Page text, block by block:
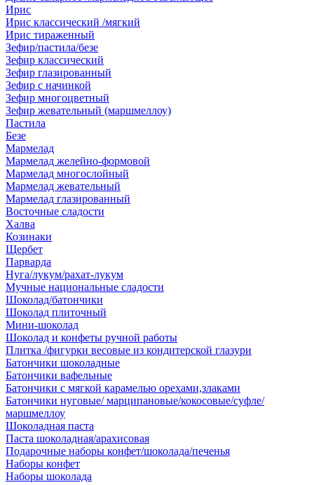
Ирис
Ирис классический /мягкий
Ирис тираженный
Зефир/пастила/безе
Зефир классический
Зефир глазированный
Зефир с начинкой
Зефир многоцветный
Зефир жевательный (маршмеллоу)
Пастила
Безе
Мармелад
Мармелад желейно-формовой
Мармелад многослойный
Мармелад жевательный
Мармелад глазированный
Восточные сладости
Халва
Козинаки
Щербет
Парварда
Нуга/лукум/рахат-лукум
Мучные национальные сладости
Шоколад/батончики
Шоколад плиточный
Мини-шоколад
Шоколад и конфеты ручной работы
Плитка /фигурки весовые из кондитерской глазури
Батончики шоколадные
Батончики вафельные
Батончики с мягкой карамелью орехами,злаками
Батончики нуговые/ марципановые/кокосовые/суфле/
маршмеллоу
Шоколадная паста
Паста шоколадная/арахисовая
Подарочные наборы конфет/шоколада/печенья
Наборы конфет
Наборы шоколада